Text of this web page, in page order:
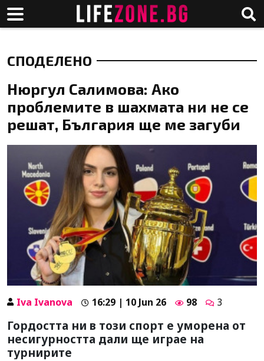
СПОДЕЛЕНО
Нюргул Салимова: Ако
проблемите в шахмата ни не се
решат, България ще ме загуби
Iva Ivanova 16:29 | 10 Jun 26 98 3
Гордостта ни в този спорт е уморена от
несигурността дали ще играе на
турнирите